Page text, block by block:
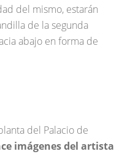
del mismo, estarán
de la segunda
abajo en forma de
del Palacio de
imágenes del artista